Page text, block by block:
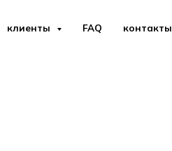
клиенты FAQ контакты